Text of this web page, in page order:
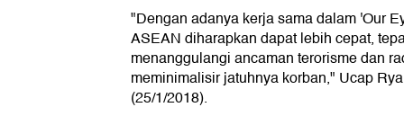
"Dengan adanya kerja sama dalam 'Our
ASEAN diharapkan dapat lebih cepat,
menanggulangi ancaman terorisme dan
meminimalisir jatuhnya korban," Ucap
(25/1/2018).